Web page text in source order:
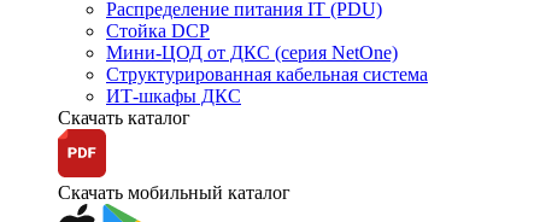
Распределение питания IT (PDU)
Стойка DCP
Мини-ЦОД от ДКС (серия NetOne)
Структурированная кабельная система
ИТ-шкафы ДКС
Скачать каталог
Скачать мобильный каталог